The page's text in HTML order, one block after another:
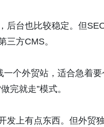
后台也比较稳定。但
三方CMS。
一个外贸站，适合急着
完就走”模式。
发上有点东西。但外贸